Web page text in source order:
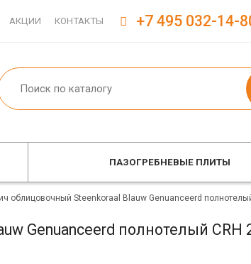
АКЦИИ КОНТАКТЫ +7 495 032-14-
ПАЗОГРЕБНЕВЫЕ ПЛИТЫ
облицовочный Steenkoraal Blauw Genuanceerd
Genuanceerd полнотелый CRH